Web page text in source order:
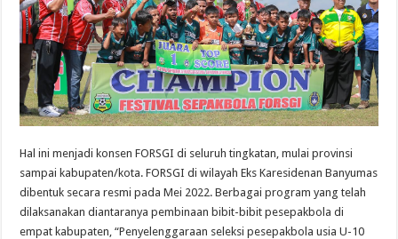
Hal ini menjadi konsen FORSGI di seluruh tingkatan, mulai provinsi
sampai kabupaten/kota. FORSGI di wilayah Eks Karesidenan Banyumas
dibentuk secara resmi pada Mei 2022. Berbagai program yang telah
dilaksanakan diantaranya pembinaan bibit-bibit pesepakbola di
empat kabupaten, “Penyelenggaraan seleksi pesepakbola usia U-10